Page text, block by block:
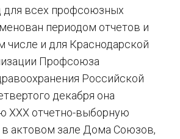
всех профсоюзных
периодом отчетов и
числе и для Краснодарской
Профсоюза
Российской
декабря она
XXX отчетно-выборную
актовом зале Дома Союзов,